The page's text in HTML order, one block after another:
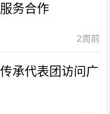
务合作
2周前
承代表团访问广